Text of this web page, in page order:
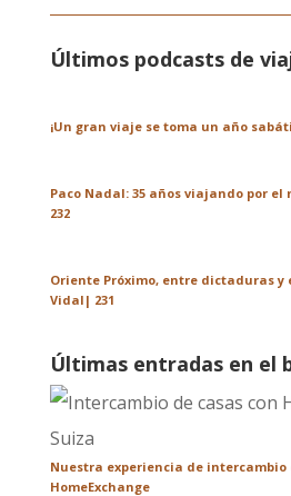
Últimos podcasts de
¡Un gran viaje se toma un año
Paco Nadal: 35 años viajando por
232
Oriente Próximo, entre dictaduras y
Vidal| 231
Últimas entradas en el
Nuestra experiencia de intercambio
HomeExchange